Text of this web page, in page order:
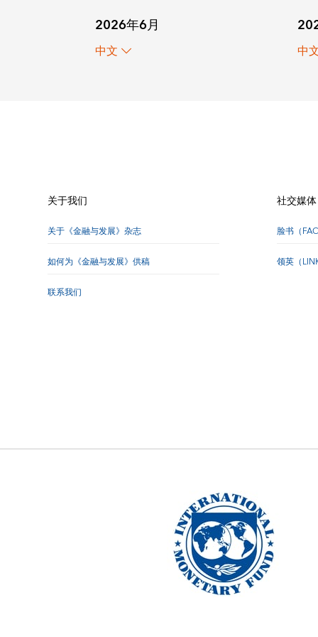
2026年6月
中文 中
关于我们
关于《金融与发展》杂志
如何为《金融与发展》供稿
联系我们
社交媒体
脸书（
领英（